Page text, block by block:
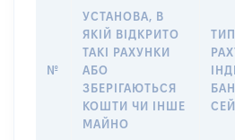
№
УСТАНОВА, В
ЯКІЙ ВІДКРИТО
ТАКІ РАХУНКИ
АБО
ЗБЕРІГАЮТЬСЯ
КОШТИ ЧИ ІНШЕ
МАЙНО